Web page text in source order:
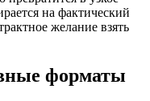
на фактический
желание взять
форматы